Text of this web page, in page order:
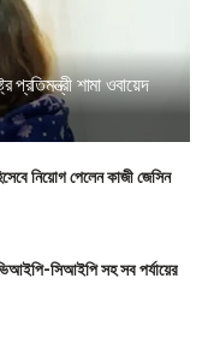
প্রতিমন্ত্রী শামা ওবায়েদ
নিয়োগ পেলেন কাজী জেসিন
ভিআইপি-সিআইপি সহ সব পর্যায়ের